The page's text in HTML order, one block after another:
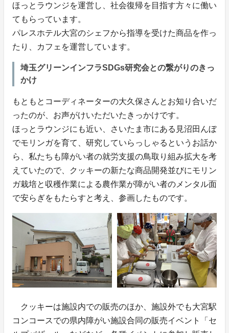
ほっとラウンジを運営し、社会復帰を目指す方々に働い
てもらっています。
パレスホテル大宮のシェフから指導を受けた商品を作っ
たり、カフェを運営しています。
埼玉グリーンインフラSDGs研究会との繋がりのきっ
かけ
もともとコーディネーターの大久保さんとお知り合いだ
ったのが、お声がけいただいたきっかけです。
ほっとラウンジにも近い、さいたま市にある見沼田んぼ
でモリンガを育て、研究していらっしゃるというお話か
ら、私たちも障がい者の就労支援の鳥取り組み拡大を考
えていたので、クッキーの新たな商品開発並びにモリン
ガ栽培と収穫作業による農作業が障がい者のメンタル面
で安らぎをもたらすと考え、参画したものです。
クッキーは施設内での販売のほか、施設外でも大宮駅
コンコースでの県内障がい施設合同の販売イベント「セ